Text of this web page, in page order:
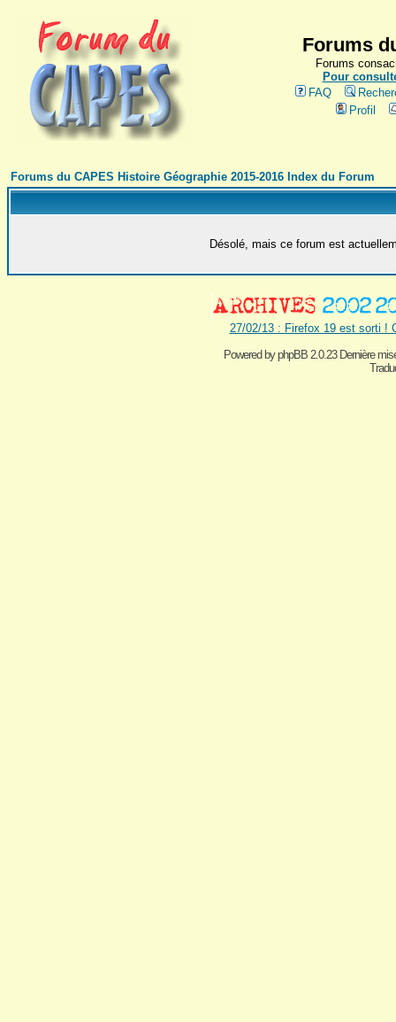
Forums
Forums
Pour
FAQ
Profil
Forums du CAPES Histoire Géographie 2015-2016 Index du Forum
Désolé, mais ce forum est
27/02/13 : Firefox 19 est sorti !
Powered byphpBB 2.0.23 Dernière